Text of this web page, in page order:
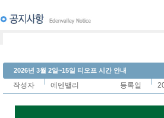
2026년 3월 2일~15일 티오프 시간 안내
작성자 에덴밸리 등록일